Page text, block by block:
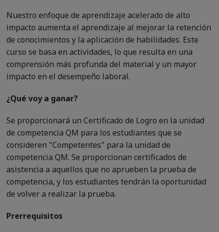
Nuestro enfoque de aprendizaje acelerado de alto
impacto aumenta el aprendizaje al mejorar la retención
de conocimientos y la aplicación de habilidades. Este
curso se basa en actividades, lo que resulta en una
comprensión más profunda del material y un mayor
impacto en el desempeño laboral.
¿Qué voy a ganar?
Se proporcionará un Certificado de Logro en la unidad
de competencia QM para los estudiantes que se
consideren "Competentes" para la unidad de
competencia QM. Se proporcionan certificados de
asistencia a aquellos que no aprueben la prueba de
competencia, y los estudiantes tendrán la oportunidad
de volver a realizar la prueba.
Prerrequisitos